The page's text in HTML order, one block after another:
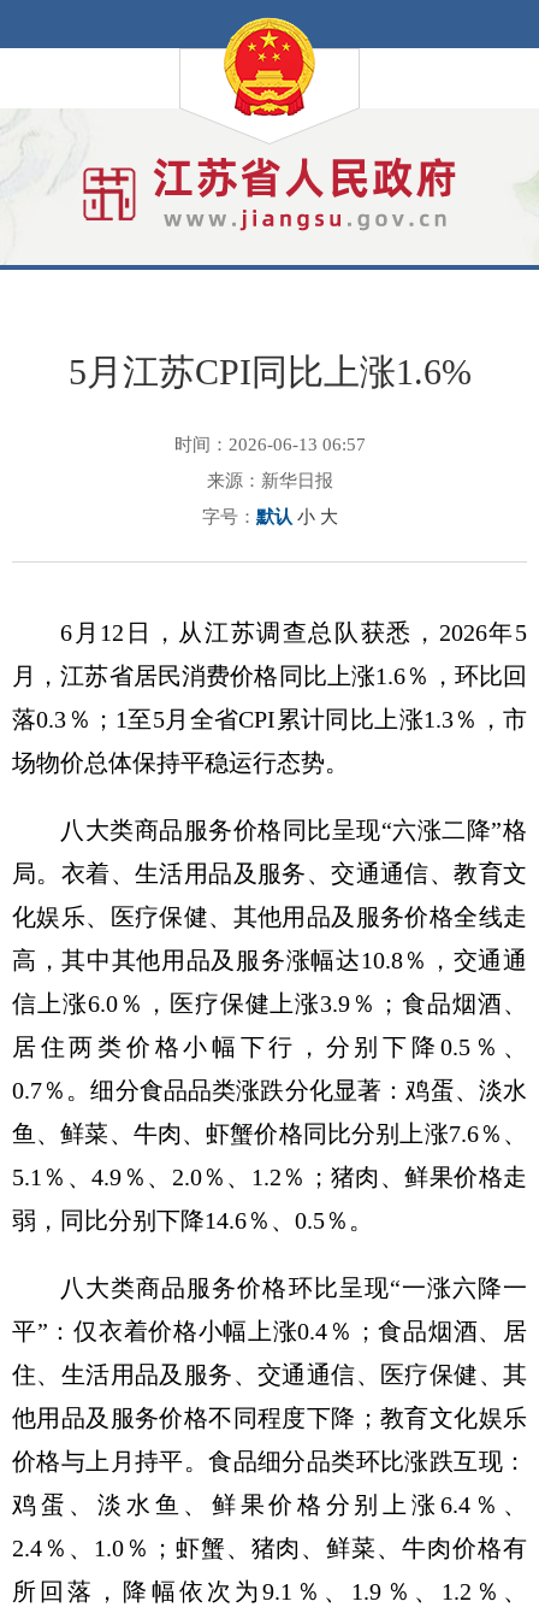
5月江苏CPI同比上涨1.6%
时间：2026-06-13 06:57
来源：新华日报
字号： 默认 小 大
6月12日，从江苏调查总队获悉，2026年5
月，江苏省居民消费价格同比上涨1.6％，环比回
落0.3％；1至5月全省CPI累计同比上涨1.3％，市
场物价总体保持平稳运行态势。
八大类商品服务价格同比呈现“六涨二降”格
局。衣着、生活用品及服务、交通通信、教育文
化娱乐、医疗保健、其他用品及服务价格全线走
高，其中其他用品及服务涨幅达10.8％，交通通
信上涨6.0％，医疗保健上涨3.9％；食品烟酒、
居住两类价格小幅下行，分别下降0.5％、
0.7％。细分食品品类涨跌分化显著：鸡蛋、淡水
鱼、鲜菜、牛肉、虾蟹价格同比分别上涨7.6％、
5.1％、4.9％、2.0％、1.2％；猪肉、鲜果价格走
弱，同比分别下降14.6％、0.5％。
八大类商品服务价格环比呈现“一涨六降一
平”：仅衣着价格小幅上涨0.4％；食品烟酒、居
住、生活用品及服务、交通通信、医疗保健、其
他用品及服务价格不同程度下降；教育文化娱乐
价格与上月持平。食品细分品类环比涨跌互现：
鸡蛋、淡水鱼、鲜果价格分别上涨6.4％、
2.4％、1.0％；虾蟹、猪肉、鲜菜、牛肉价格有
所回落，降幅依次为9.1％、1.9％、1.2％、